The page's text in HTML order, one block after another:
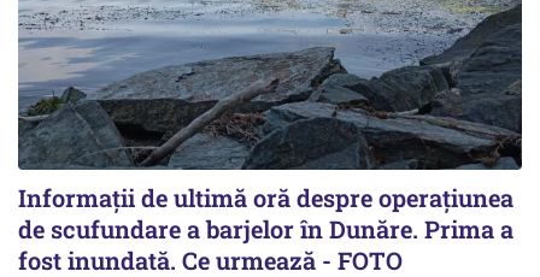
Informații de ultimă oră despre operațiunea
de scufundare a barjelor în Dunăre. Prima a
fost inundată. Ce urmează - FOTO